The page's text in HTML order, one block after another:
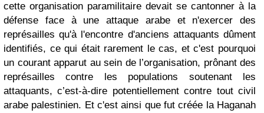
cette organisation paramilitaire devait se cantonner à la
défense face à une attaque arabe et n'exercer des
représailles qu'à l'encontre d'anciens attaquants dûment
identifiés, ce qui était rarement le cas, et c'est pourquoi
un courant apparut au sein de l’organisation, prônant des
représailles contre les populations soutenant les
attaquants, c’est-à-dire potentiellement contre tout civil
arabe palestinien. Et c'est ainsi que fut créée la Haganah